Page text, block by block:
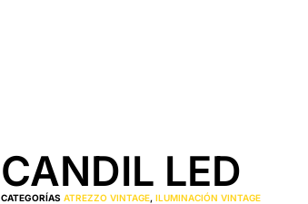
CANDIL LED
CATEGORÍAS ATREZZO VINTAGE, ILUMINACIÓN VINTAGE